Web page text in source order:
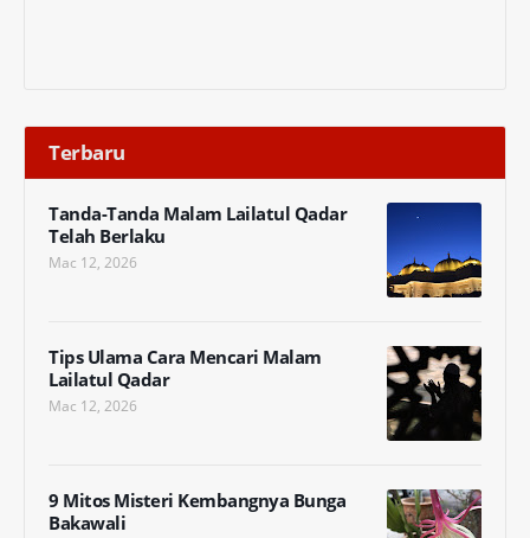
Terbaru
Tanda-Tanda Malam Lailatul Qadar
Telah Berlaku
Mac 12, 2026
Tips Ulama Cara Mencari Malam
Lailatul Qadar
Mac 12, 2026
9 Mitos Misteri Kembangnya Bunga
Bakawali